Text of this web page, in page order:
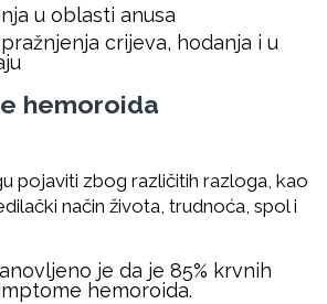
u oblasti anusa
crijeva, hodanja i u
hemoroida
pojaviti zbog različitih razloga, kao
način života, trudnoća, spol i
je da je 85% krvnih
hemoroida.